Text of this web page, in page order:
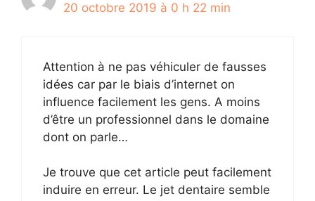
20 octobre 2019 à 0 h 22 min
Attention à ne pas véhiculer de fausses
idées car par le biais d’internet on
influence facilement les gens. A moins
d’être un professionnel dans le domaine
dont on parle…
Je trouve que cet article peut facilement
induire en erreur. Le jet dentaire semble